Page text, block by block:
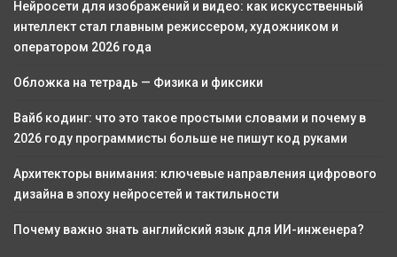
Нейросети для изображений и видео: как искусственный
интеллект стал главным режиссером, художником и
оператором 2026 года
Обложка на тетрадь — Физика и фиксики
Вайб кодинг: что это такое простыми словами и почему в
2026 году программисты больше не пишут код руками
Архитекторы внимания: ключевые направления цифрового
дизайна в эпоху нейросетей и тактильности
Почему важно знать английский язык для ИИ-инженера?